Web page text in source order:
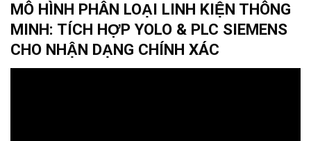
MÔ HÌNH PHÂN LOẠI LINH KIỆN THÔNG
MINH: TÍCH HỢP YOLO & PLC SIEMENS
CHO NHẬN DẠNG CHÍNH XÁC